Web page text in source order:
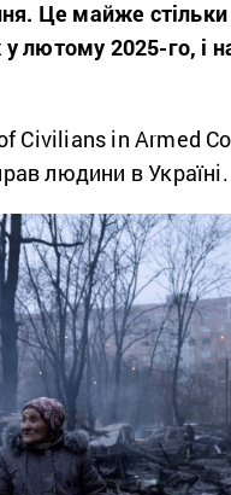
Це майже стільки
лютому 2025-го, і
Civilians in Armed
людини в Україні.